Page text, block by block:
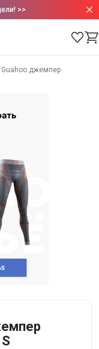
>>
джемпер